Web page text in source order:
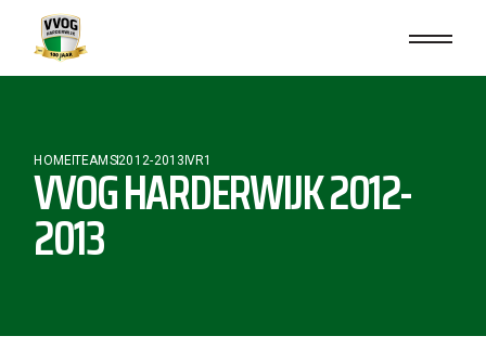
HOMETEAMS2012-2013 VR1
VVOG HARDERWIJK 2012-
2013